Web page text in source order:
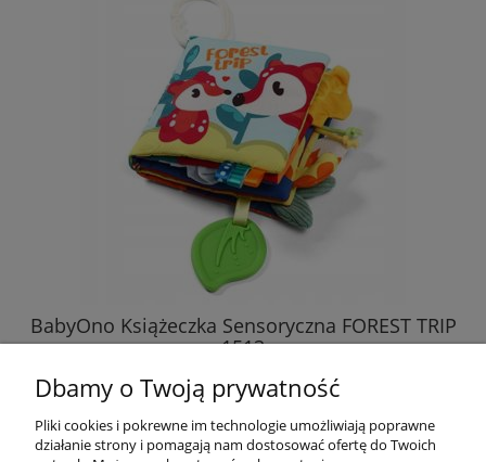
BabyOno Książeczka Sensoryczna FOREST TRIP
1513
28,89 zł
DO KOSZYKA
Dbamy o Twoją prywatność
Pliki cookies i pokrewne im technologie umożliwiają poprawne
działanie strony i pomagają nam dostosować ofertę do Twoich